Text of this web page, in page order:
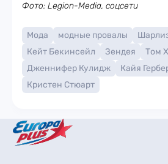
Фото: Legion-Media, соцсети
Мода модные провалы
Кейт Бекинсейл
Зендея
Том
Дженнифер Кулидж
Кайя
Кристен Стюарт